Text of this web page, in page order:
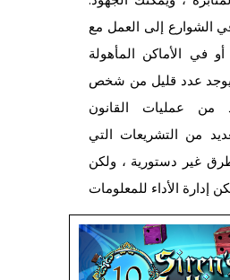
الشوارع إلى العمل مع
في الأماكن المأهولة
عدد قليل من شخص
من عمليات القانون
من التشريعات التي
غير دستورية ، ولكن